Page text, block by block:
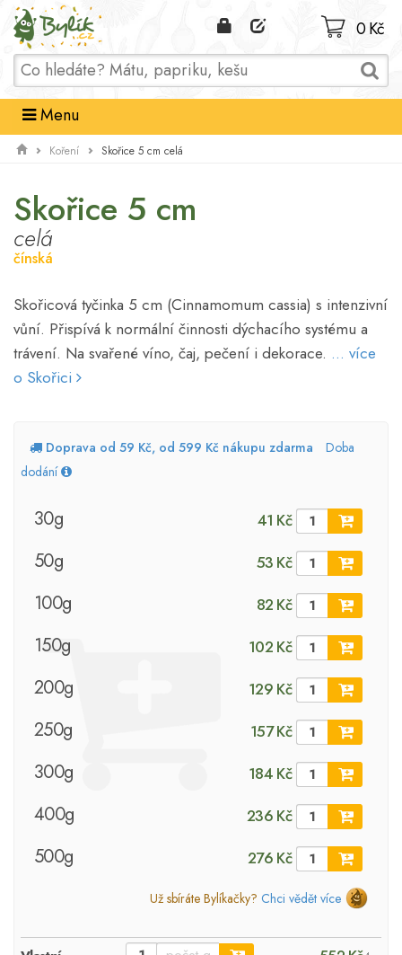
Domů
0 Kč
Menu
Koření Skořice 5 cm celá
Skořice 5 cm
celá
čínská
Skořicová tyčinka 5 cm (Cinnamomum cassia) s intenzivní
vůní. Přispívá k normální činnosti dýchacího systému a
trávení. Na svařené víno, čaj, pečení i dekorace. ... více
o Skořici
Doprava od 59 Kč, od 599 Kč nákupu zdarma
Doba
dodání
30g 41 Kč
50g 53 Kč
100g 82 Kč
150g 102 Kč
200g 129 Kč
250g 157 Kč
300g 184 Kč
400g 236 Kč
500g 276 Kč
Už sbíráte Bylíkačky? Chci vědět více